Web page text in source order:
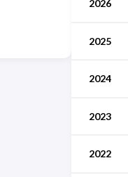
2026
2025
2024
2023
2022